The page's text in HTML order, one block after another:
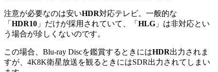
注意が必要なのは安いHDR対応テレビ。一般的な
「 HDR10 」だけが採用されていて、「 HLG 」は非対応とい
う場合が珍しくないのです。
この場合、Blu-ray Discを鑑賞するときにはHDR出力されま
すが、4K8K衛星放送を観るときにはSDR出力されてしまい